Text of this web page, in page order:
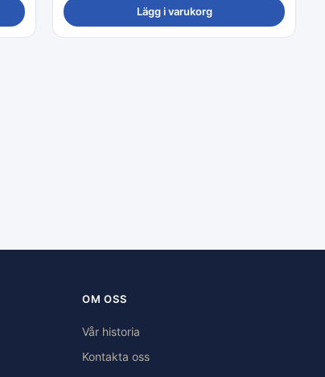
Lägg i varukorg
OM OSS
Vår historia
Kontakta oss